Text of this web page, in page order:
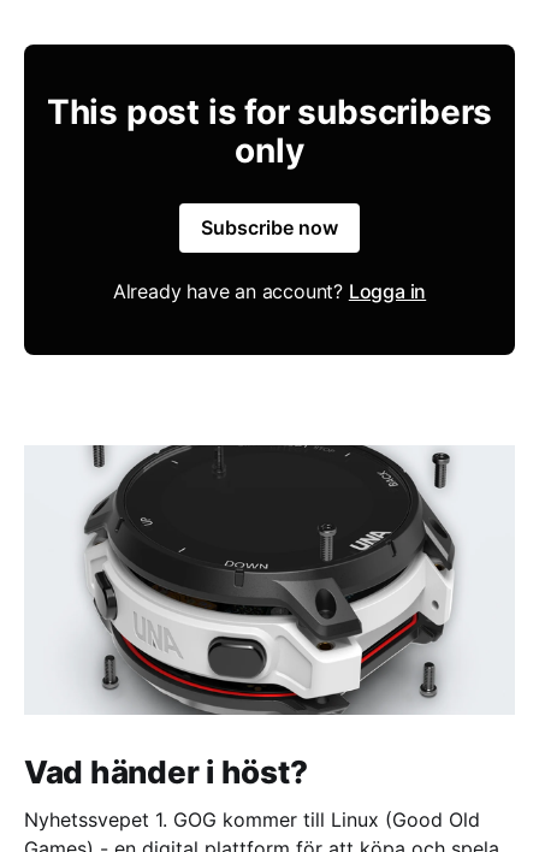
This post is for subscribers
only
Subscribe now
Already have an account? Logga in
Vad händer i höst?
Nyhetssvepet 1. GOG kommer till Linux (Good Old